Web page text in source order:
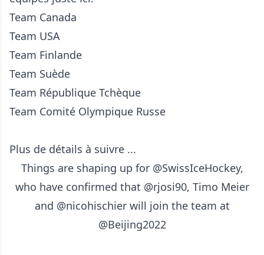
Team Canada
Team USA
Team Finlande
Team Suède
Team République Tchèque
Team Comité Olympique Russe
Plus de détails à suivre ...
Things are shaping up for @SwissIceHockey,
who have confirmed that @rjosi90, Timo Meier
and @nicohischierwill join the team at
@Beijing2022